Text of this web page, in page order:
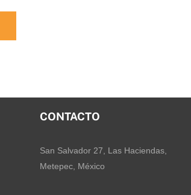
CONTACTO
San Salvador 27, Las Haciendas,
Metepec, México